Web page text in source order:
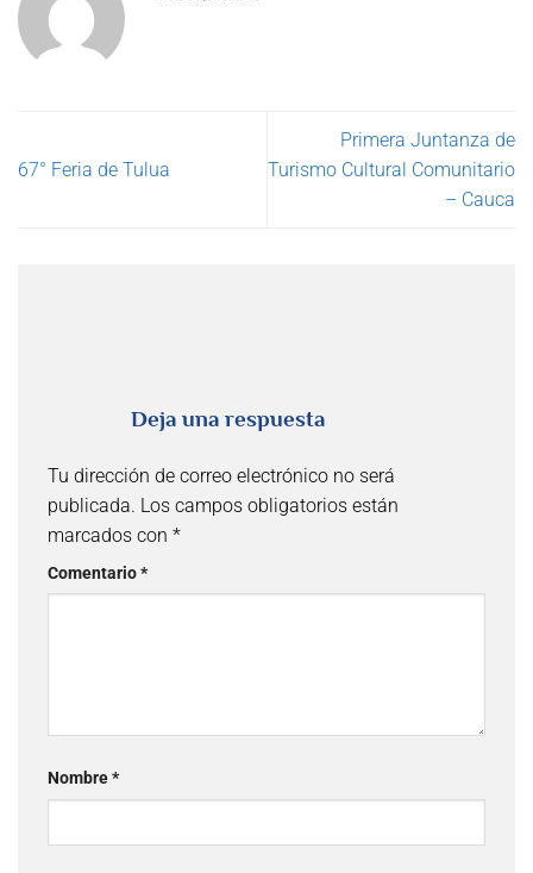
67° Feria de Tulua
Primera Juntanza de
Turismo Cultural Comunitario
– Cauca
Deja una respuesta
Tu dirección de correo electrónico no será
publicada. Los campos obligatorios están
marcados con *
Comentario*
Nombre*